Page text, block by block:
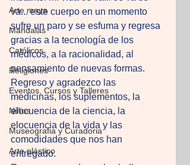
Arte maya
Mandalas
Católicos
Religiones
Eventos, Cursos y Talleres
Niños
Museografia y Curadoria
Arte plástico
va... este cuerpo en un momento
sufre un paro y se esfuma y regresa
gracias a la tecnología de los
médicos, a la racionalidad, al
pensamiento de nuevas formas.
Regreso y agradezco las
medicinas, los suplementos, la
elocuencia de la ciencia, la
elocuencia de la vida y las
comodidades que nos han
entregado.